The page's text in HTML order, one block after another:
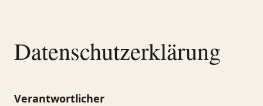
Datenschutzerklärung
Verantwortlicher